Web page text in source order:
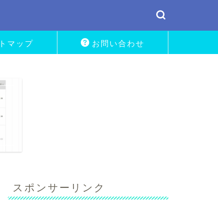
マップ お問い合わせ
スポンサーリンク